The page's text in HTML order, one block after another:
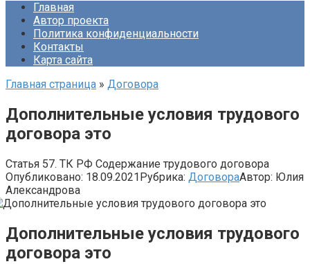
Главная
Автор проекта
Политика конфиденциальности
Контакты
Карта сайта
Главная страница » Договора
Дополнительные условия трудового
договора это
Статья 57. ТК РФ Содержание трудового договора
Опубликовано: 18.09.2021Рубрика: ДоговораАвтор: Юлия
Александрова
Дополнительные условия трудового
договора это